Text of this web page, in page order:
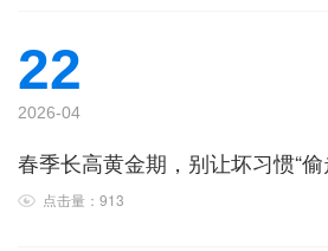
22
2026-04
春季长高黄金期，别让坏习惯“
点击量：913